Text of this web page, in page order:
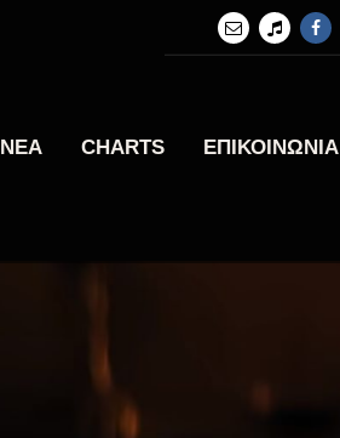
ΝΕΑ CHARTS ΕΠΙΚΟΙΝΩΝΙΑ